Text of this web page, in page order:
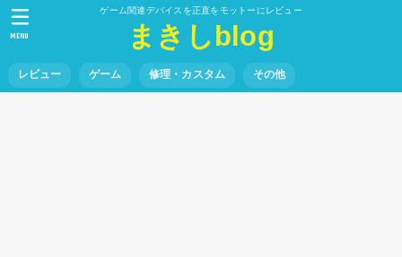
ゲーム関連デバイスを正直をモットーにレビュー
まきしblog
レビュー ゲーム 修理・カスタム その他
MENU